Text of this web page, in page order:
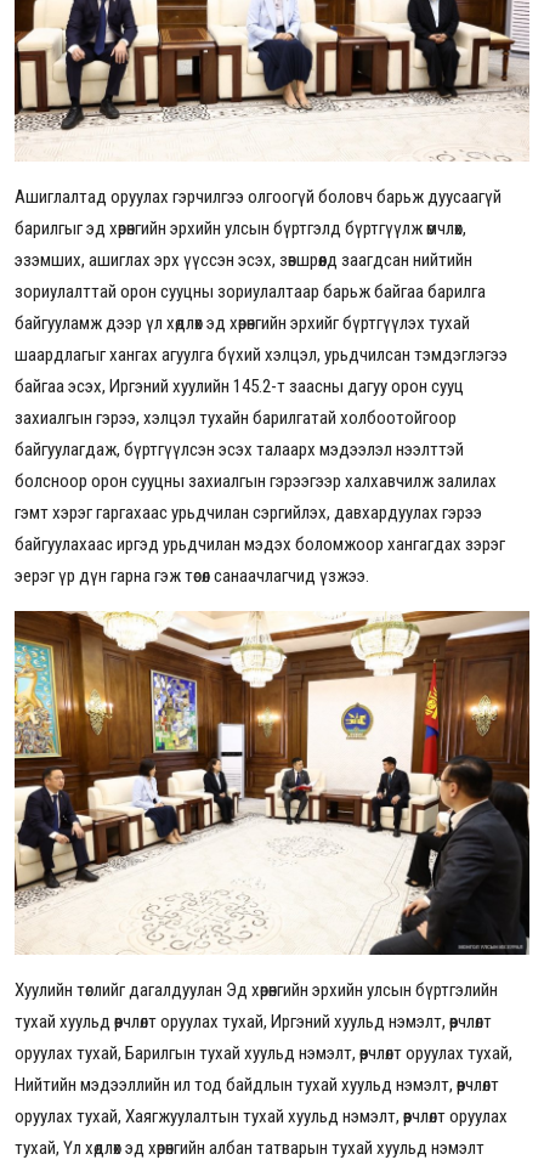
Ашиглалтад оруулах гэрчилгээ олгоогүй боловч барьж дуусаагүй
барилгыг эд хөрөнгийн эрхийн улсын бүртгэлд бүртгүүлж өмчлөх,
эзэмших, ашиглах эрх үүссэн эсэх, зөвшрөөлд заагдсан нийтийн
зориулалттай орон сууцны зориулалтаар барьж байгаа барилга
байгууламж дээр үл хөдлөх эд хөрөнгийн эрхийг бүртгүүлэх тухай
шаардлагыг хангах агуулга бүхий хэлцэл, урьдчилсан тэмдэглэгээ
байгаа эсэх, Иргэний хуулийн 145.2-т заасны дагуу орон сууц
захиалгын гэрээ, хэлцэл тухайн барилгатай холбоотойгоор
байгуулагдаж, бүртгүүлсэн эсэх талаарх мэдээлэл нээлттэй
болсноор орон сууцны захиалгын гэрээгээр халхавчилж залилах
гэмт хэрэг гаргахаас урьдчилан сэргийлэх, давхардуулах гэрээ
байгуулахаас иргэд урьдчилан мэдэх боломжоор хангагдах зэрэг
эерэг үр дүн гарна гэж төсөл санаачлагчид үзжээ.
Хуулийн төслийг дагалдуулан Эд хөрөнгийн эрхийн улсын бүртгэлийн
тухай хуульд өөрчлөлт оруулах тухай, Иргэний хуульд нэмэлт, өөрчлөлт
оруулах тухай, Барилгын тухай хуульд нэмэлт, өөрчлөлт оруулах тухай,
Нийтийн мэдээллийн ил тод байдлын тухай хуульд нэмэлт, өөрчлөлт
оруулах тухай, Хаягжуулалтын тухай хуульд нэмэлт, өөрчлөлт оруулах
тухай, Үл хөдлөх эд хөрөнгийн албан татварын тухай хуульд нэмэлт